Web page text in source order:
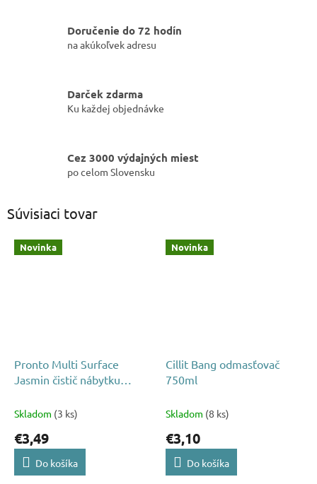
Doručenie do 72 hodín
na akúkoľvek adresu
Darček zdarma
Ku každej objednávke
Cez 3000 výdajných miest
po celom Slovensku
Súvisiaci tovar
Novinka
Pronto Multi Surface
Jasmin čistič nábytku
Skladom (3 ks)
€3,49
Do košíka
Novinka
Cillit Bang odmasťovač
750ml
Skladom (8 ks)
€3,10
Do košíka